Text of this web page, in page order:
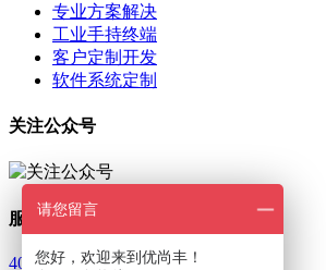
专业方案解决
工业手持终端
客户定制开发
软件系统定制
关注公众号
服务热线
400-801-8894
请您留言
您好，欢迎来到优尚丰！